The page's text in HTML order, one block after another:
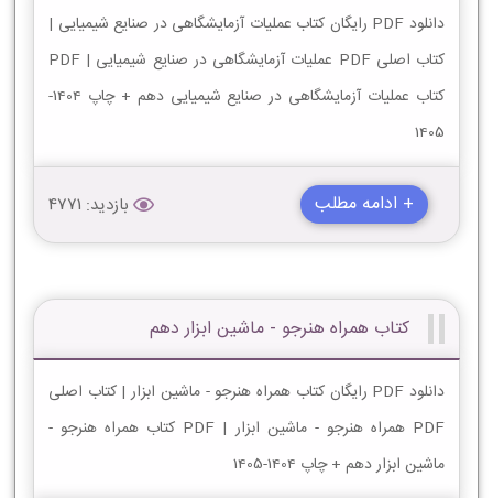
دانلود PDF رایگان کتاب عملیات آزمایشگاهی در صنایع شیمیایی |
کتاب اصلی PDF عملیات آزمایشگاهی در صنایع شیمیایی | PDF
کتاب عملیات آزمایشگاهی در صنایع شیمیایی دهم + چاپ 1404-
1405
+ ادامه مطلب بازدید: 4771
کتاب همراه هنرجو - ماشین ابزار دهم
دانلود PDF رایگان کتاب همراه هنرجو - ماشین ابزار | کتاب اصلی
PDF همراه هنرجو - ماشین ابزار | PDF کتاب همراه هنرجو -
ماشین ابزار دهم + چاپ 1404-1405